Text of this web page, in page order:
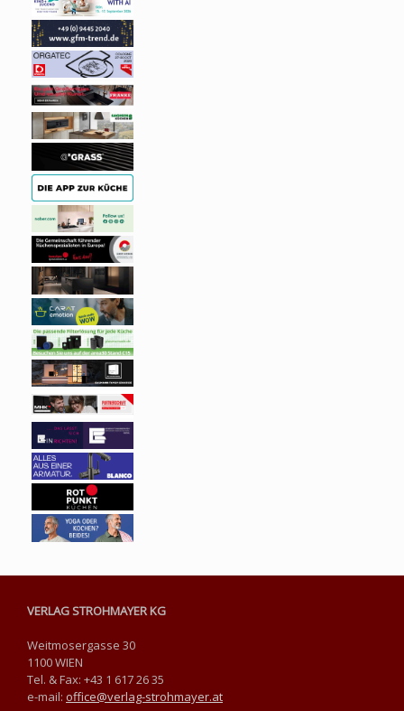
VERLAG STROHMAYER KG
Weitmosergasse 30
1100 WIEN
Tel. & Fax: +43 1 617 26 35
e-mail: office@verlag-strohmayer.at